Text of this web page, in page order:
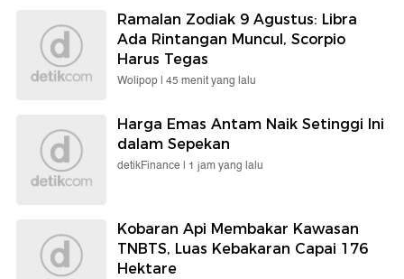
Ramalan Zodiak 9 Agustus: Libra
Ada Rintangan Muncul, Scorpio
Harus Tegas
Wolipop | 45 menit yang lalu
Harga Emas Antam Naik Setinggi Ini
dalam Sepekan
detikFinance | 1 jam yang lalu
Kobaran Api Membakar Kawasan
TNBTS, Luas Kebakaran Capai 176
Hektare